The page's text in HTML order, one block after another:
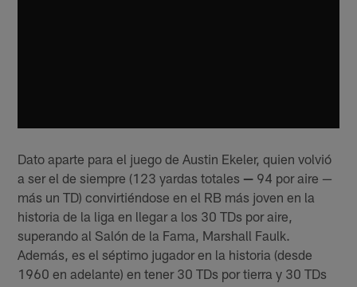
Dato aparte para el juego de Austin Ekeler, quien volvió
a ser el de siempre (123 yardas totales — 94 por aire —
más un TD) convirtiéndose en el RB más joven en la
historia de la liga en llegar a los 30 TDs por aire,
superando al Salón de la Fama, Marshall Faulk.
Además, es el séptimo jugador en la historia (desde
1960 en adelante) en tener 30 TDs por tierra y 30 TDs